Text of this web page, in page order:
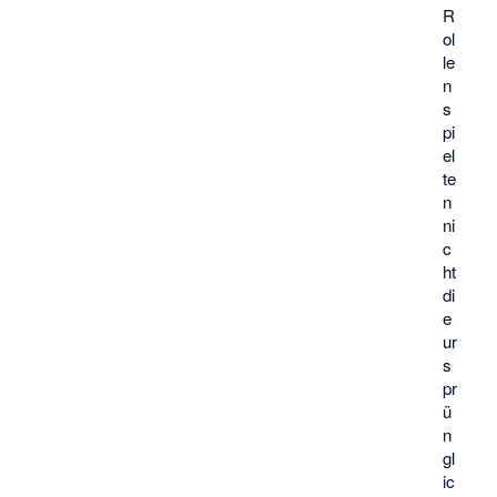
R
ol
le
n
s
pi
el
te
n
ni
c
ht
di
e
ur
s
pr
ü
n
gl
ic